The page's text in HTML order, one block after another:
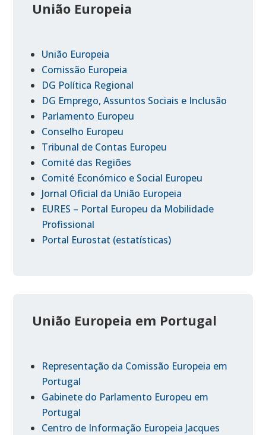
União Europeia
União Europeia
Comissão Europeia
DG Política Regional
DG Emprego, Assuntos Sociais e Inclusão
Parlamento Europeu
Conselho Europeu
Tribunal de Contas Europeu
Comité das Regiões
Comité Económico e Social Europeu
Jornal Oficial da União Europeia
EURES – Portal Europeu da Mobilidade
Profissional
Portal Eurostat (estatísticas)
União Europeia em Portugal
Representação da Comissão Europeia em
Portugal
Gabinete do Parlamento Europeu em
Portugal
Centro de Informação Europeia Jacques